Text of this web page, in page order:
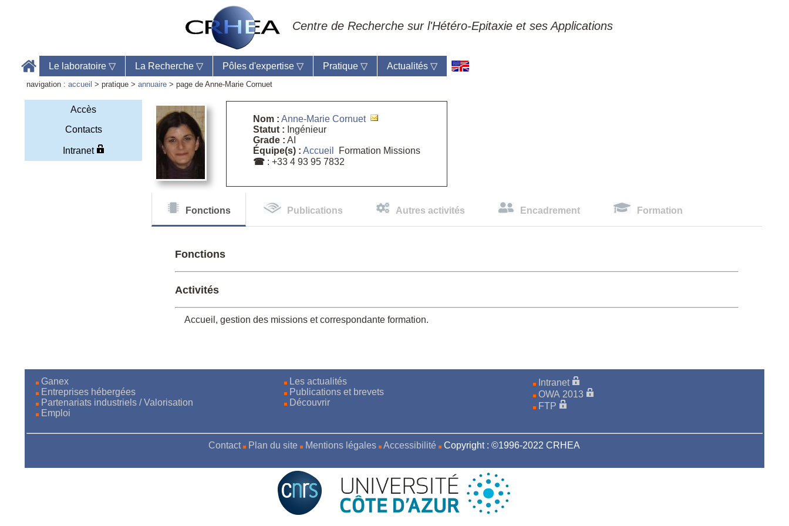
Centre de Recherche sur l'Hétéro-Epitaxie et ses Applications
Le laboratoire ▽ La Recherche ▽ Pôles d'expertise ▽ Pratique ▽ Actualités ▽
navigation :accueil > pratique >annuaire > page de Anne-Marie Cornuet
Accès
Contacts
Intranet
Nom : Anne-Marie Cornuet
Statut : Ingénieur
Grade : AI
Équipe(s) : Accueil
Formation Missions
☎ : +33 4 93 95 7832
Fonctions Publications Autres activités Encadrement Formation
Fonctions
Activités
Accueil, gestion des missions et correspondante formation.
Ganex
Entreprises hébergées
Partenariats industriels / Valorisation
Emploi
Les actualités
Publications et brevets
Découvrir
Intranet
OWA 2013
FTP
Contact Plan du site Mentions légales Accessibilité Copyright : ©1996-2022 CRHEA
Accueil du laboratoire :
Téléphone: +33 4 93 95 42 00
Webmestre